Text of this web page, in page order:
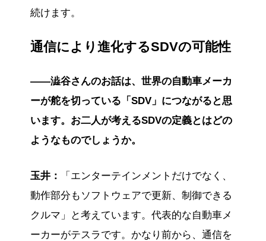
続けます。
通信により進化するSDVの可能性
――澁谷さんのお話は、世界の自動車メーカ
ーが舵を切っている「SDV」につながると思
います。お二人が考えるSDVの定義とはどの
ようなものでしょうか。
玉井：
「エンターテインメントだけでなく、
動作部分もソフトウェアで更新、制御できる
クルマ」と考えています。代表的な自動車メ
ーカーがテスラです。かなり前から、通信を